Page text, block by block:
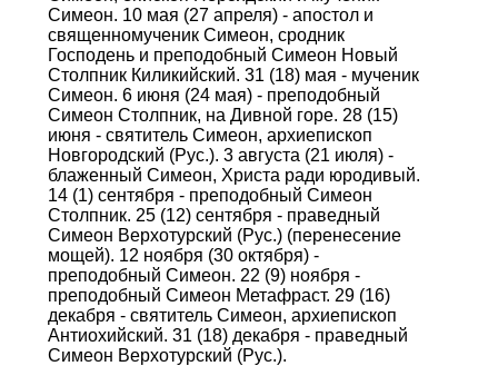
Симеон. 10 мая (27 апреля) - апостол и
священномученик Симеон, сродник
Господень и преподобный Симеон Новый
Столпник Киликийский. 31 (18) мая - мученик
Симеон. 6 июня (24 мая) - преподобный
Симеон Столпник, на Дивной горе. 28 (15)
июня - святитель Симеон, архиепископ
Новгородский (Рус.). 3 августа (21 июля) -
блаженный Симеон, Христа ради юродивый.
14 (1) сентября - преподобный Симеон
Столпник. 25 (12) сентября - праведный
Симеон Верхотурский (Рус.) (перенесение
мощей). 12 ноября (30 октября) -
преподобный Симеон. 22 (9) ноября -
преподобный Симеон Метафраст. 29 (16)
декабря - святитель Симеон, архиепископ
Антиохийский. 31 (18) декабря - праведный
Симеон Верхотурский (Рус.).